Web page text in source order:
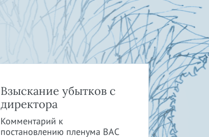
Взыскание убытков с
директора
Комментарий к
постановлению пленума ВАС